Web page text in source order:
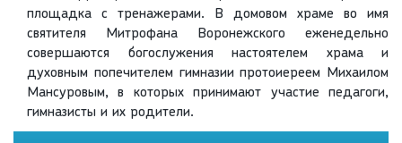
площадка с тренажерами. В домовом храме во имя
святителя Митрофана Воронежского еженедельно
совершаются богослужения настоятелем храма и
духовным попечителем гимназии протоиереем Михаилом
Мансуровым, в которых принимают участие педагоги,
гимназисты и их родители.